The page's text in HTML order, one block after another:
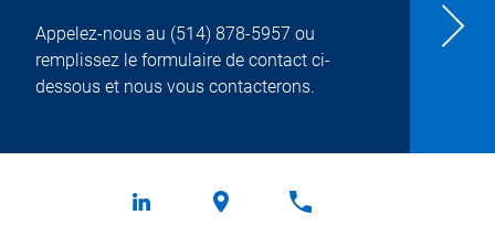
Appelez-nous au (514) 878-5957 ou
remplissez le formulaire de contact ci-
dessous et nous vous contacterons.